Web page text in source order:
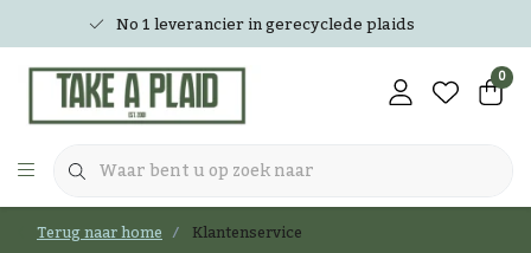
No 1 leverancier in gerecyclede plaids
0
Terug naar home Klantenservice